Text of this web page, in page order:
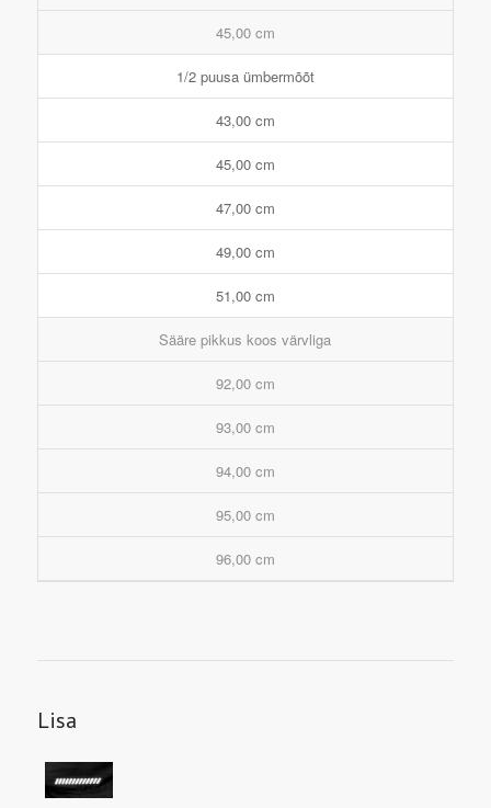
45,00 cm
1/2 puusa ümbermõõt
43,00 cm
45,00 cm
47,00 cm
49,00 cm
51,00 cm
Sääre pikkus koos värvliga
92,00 cm
93,00 cm
94,00 cm
95,00 cm
96,00 cm
Lisa